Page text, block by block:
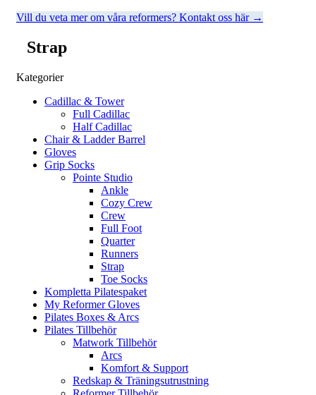
Vill du veta mer om våra reformers? Kontakt oss här →
Strap
Kategorier
Cadillac & Tower
Full Cadillac
Half Cadillac
Chair & Ladder Barrel
Gloves
Grip Socks
Pointe Studio
Ankle
Cozy Crew
Crew
Full Foot
Quarter
Runners
Strap
Toe Socks
Kompletta Pilatespaket
My Reformer Gloves
Pilates Boxes & Arcs
Pilates Tillbehör
Matwork Tillbehör
Arcs
Komfort & Support
Redskap & Träningsutrustning